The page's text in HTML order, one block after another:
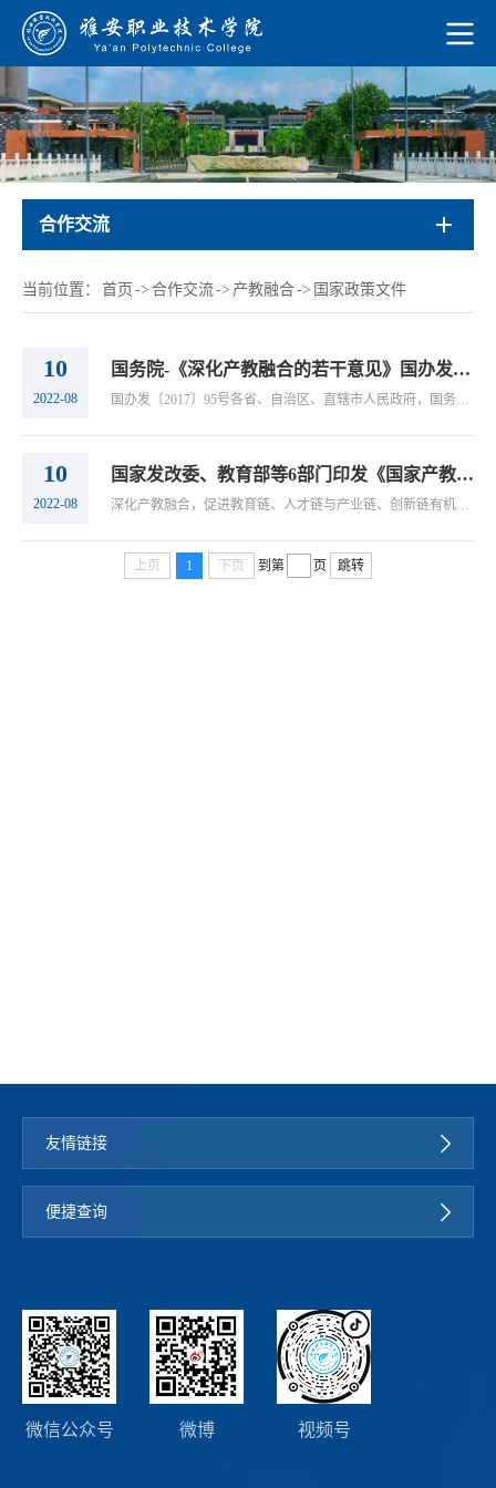
合作交流
当前位置： 首页 -> 合作交流-> 产教融合-> 国家政策文件
10
2022-08
国务院-《深化产教融合的若干意见》国办发〔2017〕95号
国办发〔2017〕95号各省、自治区、直辖市人民政府，国务院各部委、各直属机构：进入新世纪以来，我国教育事业蓬勃发展，为社会主义现代化建设培养输送了大批高素质人才，为加快发展壮大现代产业体系作出了重大贡献。但同时，受体制机制等多种因素影响，人才培养供给侧和产业需求侧在结构、质量、水平上还不能完全适应，“两张皮”问题仍然存在。深化产教融合，促进教育链、人才链与产业链、创新链有机衔接，是当前推进人力资源...
10
2022-08
国家发改委、教育部等6部门印发《国家产教融合建设试点实施方案》
深化产教融合，促进教育链、人才链与产业链、创新链有机衔接，是推动教育优先发展、人才引领发展、产业创新发展、经济高质量发展相互贯通、相互协同、相互促进的战略性举措。为贯彻落实党中央、国务院关于深化产教融合改革部署，在全国统筹开展产教融合型城市、行业、企业建设试点，制定本实施方案。一、总体要求（一）指导思想。以习近平新时代中国特色社会主义思想为指导，全面贯彻党的十九大和十九届二中、三中全会精神， ...
上页 1 下页 到第 页 跳转
友情链接
便捷查询
微信公众号 微博 视频号